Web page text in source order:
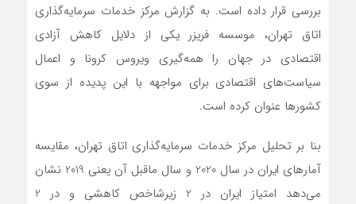
بررسی قرار داده ‌است. به گزارش مرکز خدمات سرمایه‌گذاری
اتاق تهران، موسسه فریزر یکی از دلایل کاهش آزادی
اقتصادی در جهان را همه‌گیری ویروس کرونا و اعمال
سیاست‌های اقتصادی برای مواجهه با این پدیده از سوی
کشورها عنوان کرده‌ است.
بنا بر تحلیل مرکز خدمات سرمایه‌گذاری اتاق تهران، مقایسه
آمارهای ایران در سال 2020 و سال ماقبل آن یعنی 2019 ‌نشان
می‌دهد امتیاز ایران در 2 زیرشاخص کاهشی و در 2